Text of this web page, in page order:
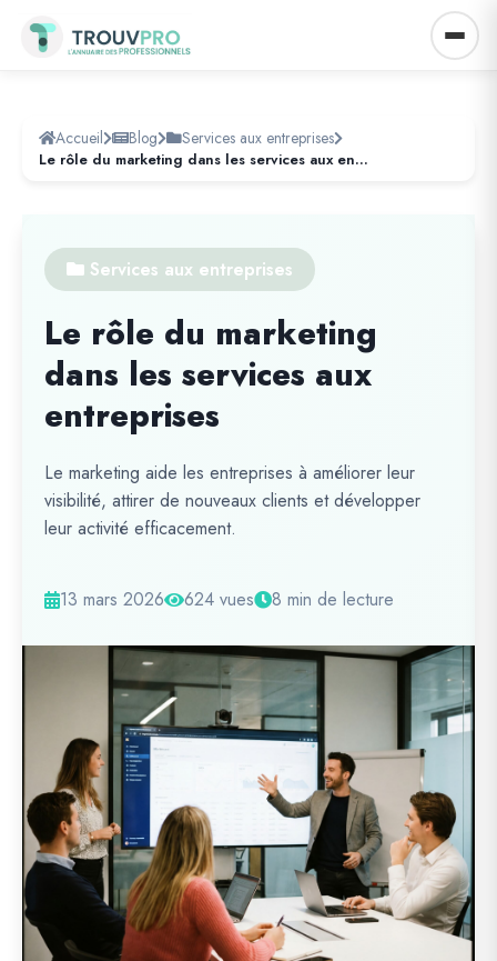
Accueil Blog Services aux entreprises
Le rôle du marketing dans les services aux entreprises
Services aux entreprises
Le rôle du marketing
dans les services aux
entreprises
Le marketing aide les entreprises à améliorer leur
visibilité, attirer de nouveaux clients et développer
leur activité efficacement.
13 mars 2026 624 vues 8 min de lecture